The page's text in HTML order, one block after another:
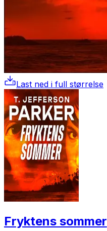
Last ned i full størrelse
Fryktens sommer